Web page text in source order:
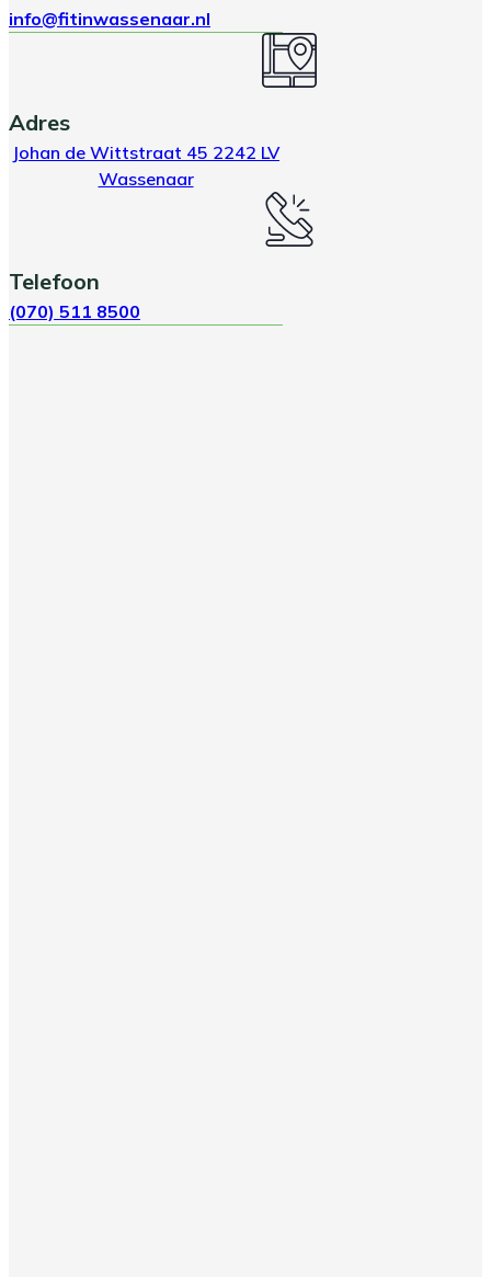
info@fitinwassenaar.nl
Adres
Johan de Wittstraat 45 2242 LV
Wassenaar
Telefoon
(070) 511 8500